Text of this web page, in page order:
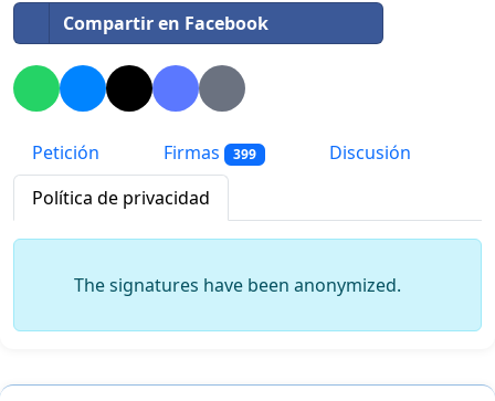
Compartir en Facebook
Petición Firmas 399
Discusión
Política de privacidad
The signatures have been anonymized.